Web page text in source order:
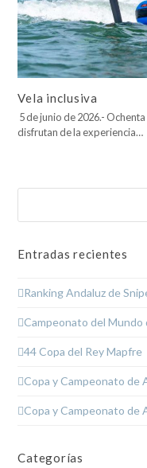
Vela inclusiva
5 de junio de 2026.-
disfrutan de la experiencia…
Entradas recientes
Ranking Andaluz de
Campeonato del Mundo
44 Copa del Rey Mapfre
Copa y Campeonato de
Copa y Campeonato de
Categorías